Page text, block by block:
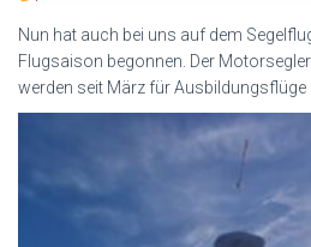
Nun hat auch bei uns auf dem
Flugsaison begonnen. Der
werden seit März für Ausbildungsflüge